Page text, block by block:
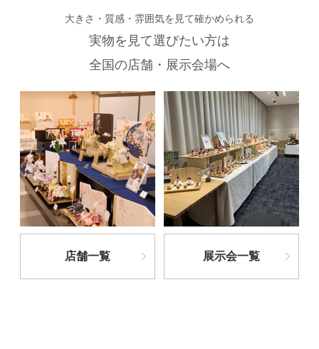
大きさ・質感・雰囲気を見て確かめられる
実物を見て選びたい方は
全国の店舗・展示会場へ
店舗一覧 展示会一覧